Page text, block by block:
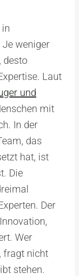
weniger
desto
Laut
und
mit
In der
das
hat, ist
Die
Der
Wer
fragt nicht
stehen.